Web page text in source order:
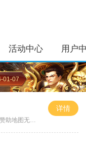
活动中心 用户
01-07
地图无排行
详情